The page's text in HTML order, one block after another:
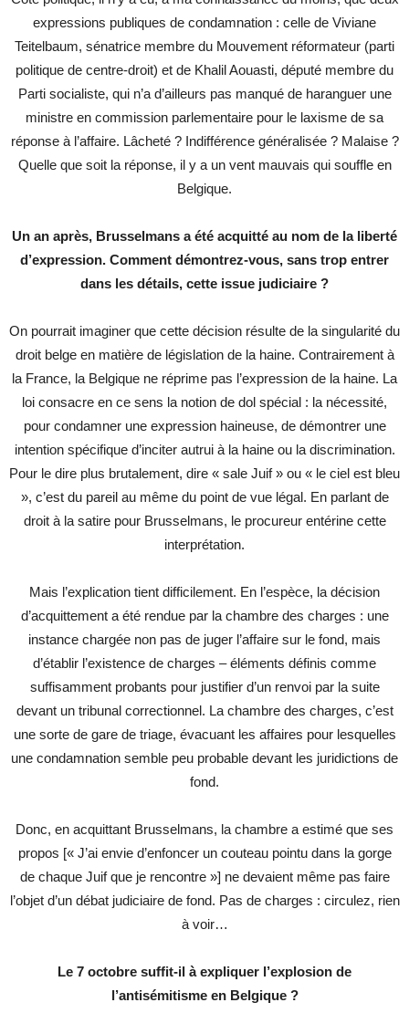
expressions publiques de condamnation : celle de Viviane
Teitelbaum, sénatrice membre du Mouvement réformateur (parti
politique de centre-droit) et de Khalil Aouasti, député membre du
Parti socialiste, qui n’a d’ailleurs pas manqué de haranguer une
ministre en commission parlementaire pour le laxisme de sa
réponse à l’affaire. Lâcheté ? Indifférence généralisée ? Malaise ?
Quelle que soit la réponse, il y a un vent mauvais qui souffle en
Belgique.
Un an après, Brusselmans a été acquitté au nom de la liberté
d’expression. Comment démontrez-vous, sans trop entrer
dans les détails, cette issue judiciaire ?
On pourrait imaginer que cette décision résulte de la singularité du
droit belge en matière de législation de la haine. Contrairement à
la France, la Belgique ne réprime pas l’expression de la haine. La
loi consacre en ce sens la notion de dol spécial : la nécessité,
pour condamner une expression haineuse, de démontrer une
intention spécifique d’inciter autrui à la haine ou la discrimination.
Pour le dire plus brutalement, dire « sale Juif » ou « le ciel est bleu
», c’est du pareil au même du point de vue légal. En parlant de
droit à la satire pour Brusselmans, le procureur entérine cette
interprétation.
Mais l’explication tient difficilement. En l’espèce, la décision
d’acquittement a été rendue par la chambre des charges : une
instance chargée non pas de juger l’affaire sur le fond, mais
d’établir l’existence de charges – éléments définis comme
suffisamment probants pour justifier d’un renvoi par la suite
devant un tribunal correctionnel. La chambre des charges, c’est
une sorte de gare de triage, évacuant les affaires pour lesquelles
une condamnation semble peu probable devant les juridictions de
fond.
Donc, en acquittant Brusselmans, la chambre a estimé que ses
propos [« J’ai envie d’enfoncer un couteau pointu dans la gorge
de chaque Juif que je rencontre »] ne devaient même pas faire
l’objet d’un débat judiciaire de fond. Pas de charges : circulez, rien
à voir…
Le 7 octobre suffit-il à expliquer l’explosion de
l’antisémitisme en Belgique ?